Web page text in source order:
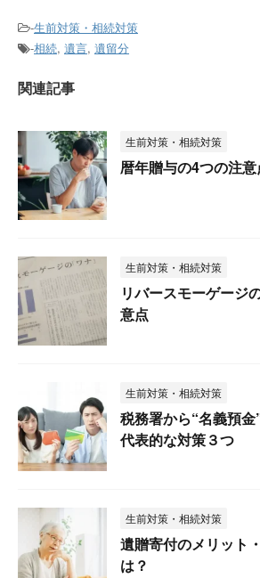
-生前対策・相続対策
-相続, 遺言, 遺留分
関連記事
生前対策・相続対策
暦年贈与の4つの注
生前対策・相続対策
リバースモーゲージ
意点
生前対策・相続対策
税務署から“名義預
代表的な対策３つ
生前対策・相続対策
遺贈寄付のメリット
は？